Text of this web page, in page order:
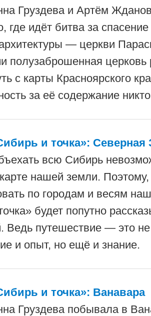
Груздева и Артём
где идёт битва за
— церкви
полузаброшенная церковь
с карты Красноярского
за её содержание
и точка»: Северная
всю Сибирь
нашей земли.
по городам и весям
будет попутно
Ведь путешествие — это не
и опыт, но ещё и знание.
и точка»: Ванавара
Груздева побывала в